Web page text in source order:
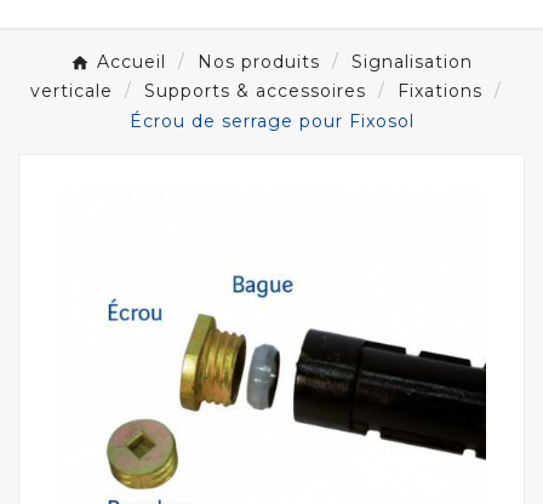
Accueil Nos produits
Signalisation
verticale
Supports & accessoires
Fixations
Écrou de serrage pour Fixosol